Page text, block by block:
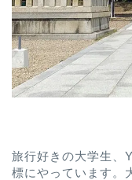
旅行好きの大学生、
標にやっています。